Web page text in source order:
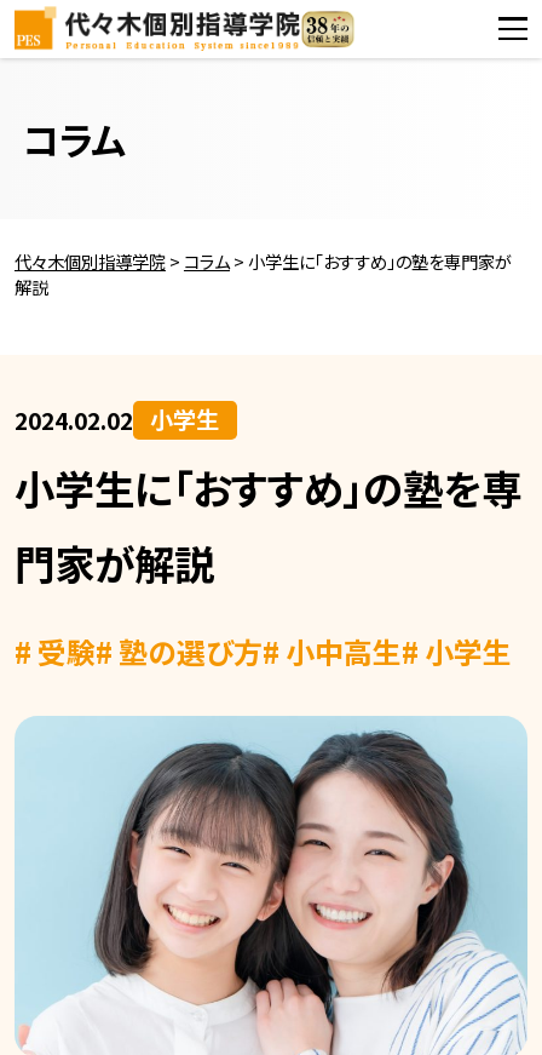
コラム
代々木個別指導学院> コラム>小学生に「おすすめ」の塾を専門家が
解説
2024.02.02 小学生
小学生に「おすすめ」の塾を専
門家が解説
# 受験# 塾の選び方# 小中高生# 小学生